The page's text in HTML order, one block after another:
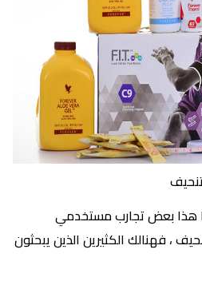
هذا بعض تجارب مستخدمي
، فهنالك الكثيرين الذين يبحثون